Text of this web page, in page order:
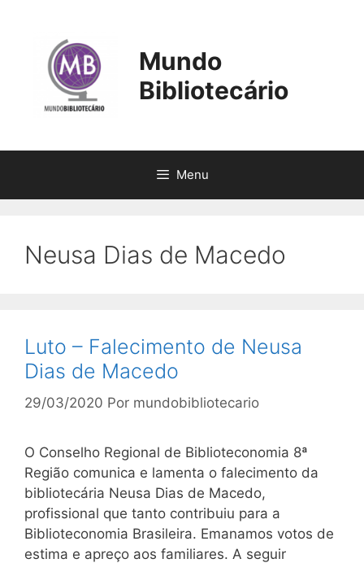
conteúdo
Mundo
Bibliotecário
Menu
Neusa Dias de Macedo
Luto – Falecimento de Neusa
Dias de Macedo
29/03/2020 Por mundobibliotecario
O Conselho Regional de Biblioteconomia 8ª
Região comunica e lamenta o falecimento da
bibliotecária Neusa Dias de Macedo,
profissional que tanto contribuiu para a
Biblioteconomia Brasileira. Emanamos votos de
estima e apreço aos familiares. A seguir